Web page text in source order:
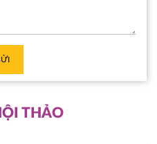
THẢO